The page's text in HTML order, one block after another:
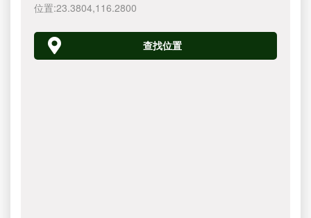
位置:23.3804,116.2800
查找位置